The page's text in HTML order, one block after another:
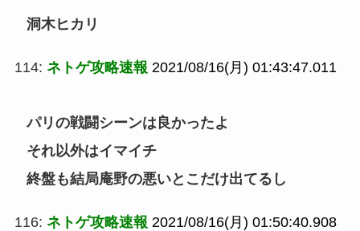
洞木ヒカリ
114: ネトゲ攻略速報 2021/08/16(月) 01:43:47.011
パリの戦闘シーンは良かったよ
それ以外はイマイチ
終盤も結局庵野の悪いとこだけ出てるし
116: ネトゲ攻略速報 2021/08/16(月) 01:50:40.908